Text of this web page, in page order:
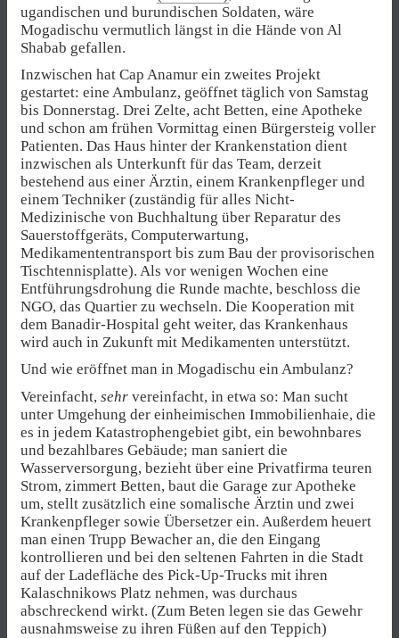
ugandischen und burundischen Soldaten, wäre
Mogadischu vermutlich längst in die Hände von Al
Shabab gefallen.
Inzwischen hat Cap Anamur ein zweites Projekt
gestartet: eine Ambulanz, geöffnet täglich von Samstag
bis Donnerstag. Drei Zelte, acht Betten, eine Apotheke
und schon am frühen Vormittag einen Bürgersteig voller
Patienten. Das Haus hinter der Krankenstation dient
inzwischen als Unterkunft für das Team, derzeit
bestehend aus einer Ärztin, einem Krankenpfleger und
einem Techniker (zuständig für alles Nicht-
Medizinische von Buchhaltung über Reparatur des
Sauerstoffgeräts, Computerwartung,
Medikamententransport bis zum Bau der provisorischen
Tischtennisplatte). Als vor wenigen Wochen eine
Entführungsdrohung die Runde machte, beschloss die
NGO, das Quartier zu wechseln. Die Kooperation mit
dem Banadir-Hospital geht weiter, das Krankenhaus
wird auch in Zukunft mit Medikamenten unterstützt.
Und wie eröffnet man in Mogadischu ein Ambulanz?
Vereinfacht, sehr vereinfacht, in etwa so: Man sucht
unter Umgehung der einheimischen Immobilienhaie, die
es in jedem Katastrophengebiet gibt, ein bewohnbares
und bezahlbares Gebäude; man saniert die
Wasserversorgung, bezieht über eine Privatfirma teuren
Strom, zimmert Betten, baut die Garage zur Apotheke
um, stellt zusätzlich eine somalische Ärztin und zwei
Krankenpfleger sowie Übersetzer ein. Außerdem heuert
man einen Trupp Bewacher an, die den Eingang
kontrollieren und bei den seltenen Fahrten in die Stadt
auf der Ladefläche des Pick-Up-Trucks mit ihren
Kalaschnikows Platz nehmen, was durchaus
abschreckend wirkt. (Zum Beten legen sie das Gewehr
ausnahmsweise zu ihren Füßen auf den Teppich)